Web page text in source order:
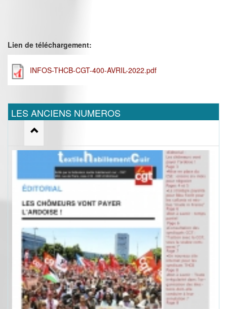
Lien de téléchargement:
INFOS-THCB-CGT-400-AVRIL-2022.pdf
LES ANCIENS NUMEROS